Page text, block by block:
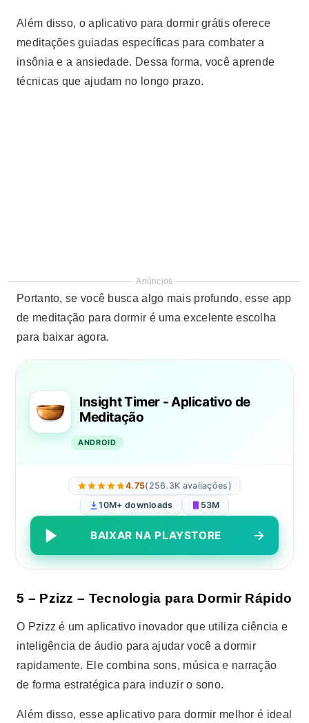
Além disso, o aplicativo para dormir grátis oferece
meditações guiadas específicas para combater a
insônia e a ansiedade. Dessa forma, você aprende
técnicas que ajudam no longo prazo.
Anúncios
Portanto, se você busca algo mais profundo, esse app
de meditação para dormir é uma excelente escolha
para baixar agora.
Insight Timer - Aplicativo de
Meditação
ANDROID
4.75(256.3K avaliações)
10M+ downloads
53M
BAIXAR NA PLAYSTORE
5 – Pzizz – Tecnologia para Dormir Rápido
O Pzizz é um aplicativo inovador que utiliza ciência e
inteligência de áudio para ajudar você a dormir
rapidamente. Ele combina sons, música e narração
de forma estratégica para induzir o sono.
Além disso, esse aplicativo para dormir melhor é ideal